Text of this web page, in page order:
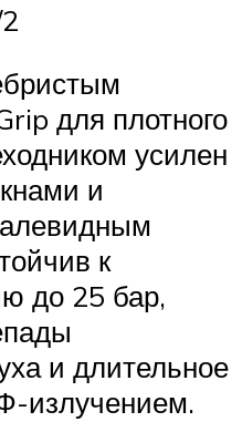
для плотного
усилен
и
к
до 25 бар,
и длительное
излучением.